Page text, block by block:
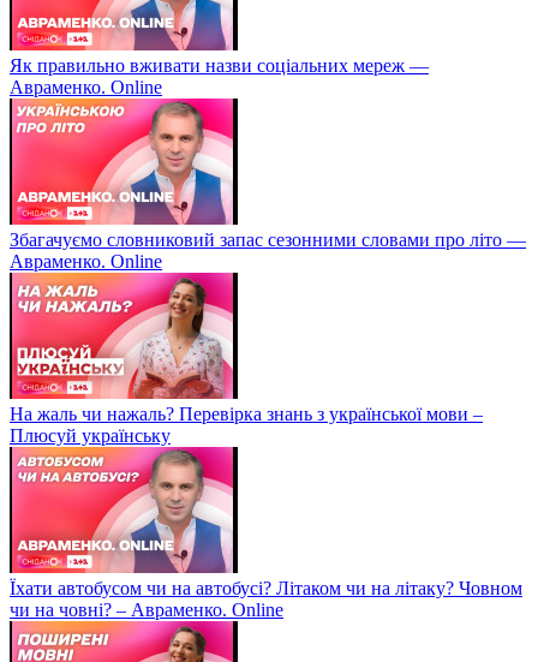
Як правильно вживати назви соціальних мереж —
Авраменко. Online
Збагачуємо словниковий запас сезонними словами про літо —
Авраменко. Online
На жаль чи нажаль? Перевірка знань з української мови –
Плюсуй українську
Їхати автобусом чи на автобусі? Літаком чи на літаку? Човном
чи на човні? – Авраменко. Online